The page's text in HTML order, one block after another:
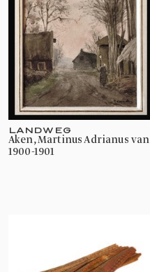
LANDWEG
Aken, Martinus Adrianus van
1900-1901